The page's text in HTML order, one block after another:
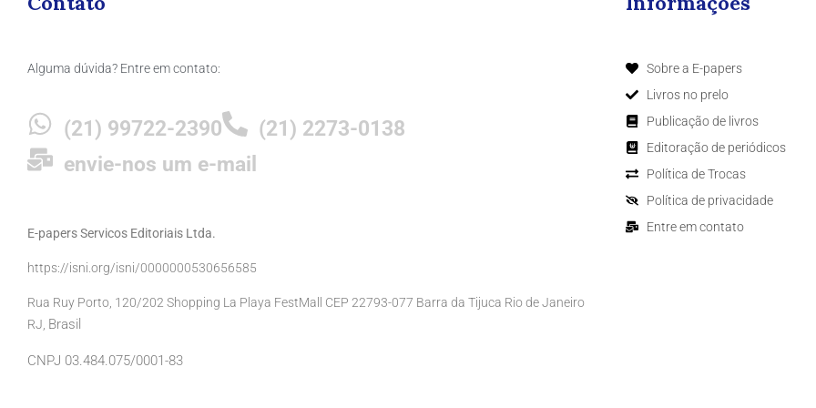
Alguma dúvida? Entre em contato:
(21) 99722-2390
(21) 2273-0138
envie-nos um e-mail
E-papers Servicos Editoriais Ltda.
https://isni.org/isni/0000000530656585
Rua Ruy Porto, 120/202 Shopping La Playa FestMall CEP 22793-077 Barra da Tijuca Rio de Janeiro
RJ, Brasil
CNPJ 03.484.075/0001-83
Sobre a E-papers
Livros no prelo
Publicação de livros
Editoração de periódicos
Política de Trocas
Política de privacidade
Entre em contato